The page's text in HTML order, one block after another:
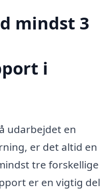
mindst 3
i
udarbejdet en
er det altid en
tre forskellige
er en vigtig del